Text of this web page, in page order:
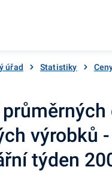
úřad Statistiky
výrobků
týden